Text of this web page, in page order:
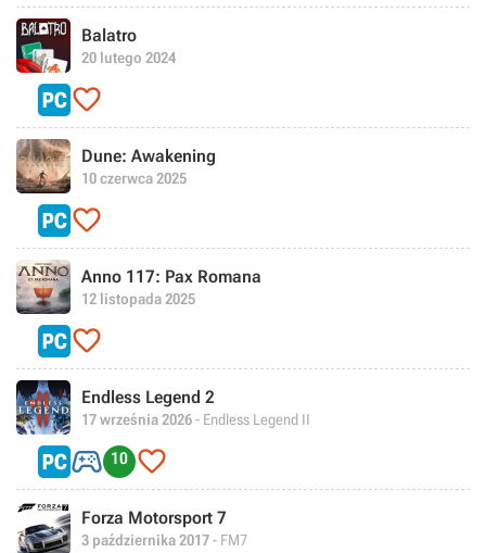
Balatro
20 lutego 2024

Dune: Awakening
10 czerwca 2025

Anno 117: Pax Romana
12 listopada 2025

Endless Legend 2
17 września 2026- Endless Legend II
 10 
Forza Motorsport 7
3 października 2017- FM7